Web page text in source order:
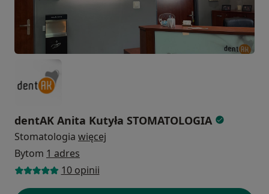
dentAK Anita Kutyła STOMATOLOGIA
Stomatologia więcej
Bytom 1 adres
10 opinii